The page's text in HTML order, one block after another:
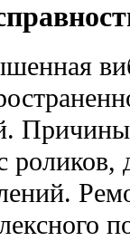
роликов,